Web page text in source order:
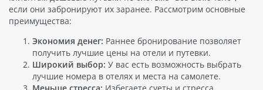
если они забронируют их заранее. Рассмотрим основные
преимущества:
Экономия денег: Раннее бронирование позволяет
получить лучшие цены на отели и путевки.
Широкий выбор: У вас есть возможность выбрать
лучшие номера в отелях и места на самолете.